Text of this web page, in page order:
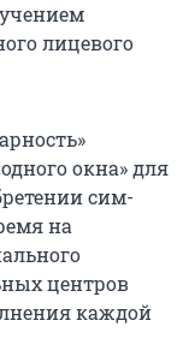
лицевого
окна» для
сим-
на
центров
каждой